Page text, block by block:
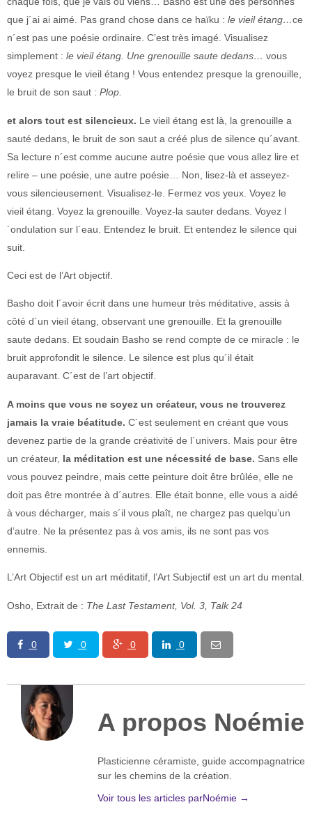
que j´ai ai aimé. Pas grand chose dans ce haïku : le vieil étang…ce
n´est pas une poésie ordinaire. C’est très imagé. Visualisez
simplement : le vieil étang. Une grenouille saute dedans… vous
voyez presque le vieil étang ! Vous entendez presque la grenouille,
le bruit de son saut : Plop.
et alors tout est silencieux. Le vieil étang est là, la grenouille a
sauté dedans, le bruit de son saut a créé plus de silence qu´avant.
Sa lecture n´est comme aucune autre poésie que vous allez lire et
relire – une poésie, une autre poésie… Non, lisez-là et asseyez-
vous silencieusement. Visualisez-le. Fermez vos yeux. Voyez le
vieil étang. Voyez la grenouille. Voyez-la sauter dedans. Voyez l
´ondulation sur l´eau. Entendez le bruit. Et entendez le silence qui
suit.
Ceci est de l’Art objectif.
Basho doit l´avoir écrit dans une humeur très méditative, assis à
côté d´un vieil étang, observant une grenouille. Et la grenouille
saute dedans. Et soudain Basho se rend compte de ce miracle : le
bruit approfondit le silence. Le silence est plus qu´il était
auparavant. C´est de l’art objectif.
A moins que vous ne soyez un créateur, vous ne trouverez
jamais la vraie béatitude. C´est seulement en créant que vous
devenez partie de la grande créativité de l´univers. Mais pour être
un créateur, la méditation est une nécessité de base. Sans elle
vous pouvez peindre, mais cette peinture doit être brûlée, elle ne
doit pas être montrée à d´autres. Elle était bonne, elle vous a aidé
à vous décharger, mais s´il vous plaît, ne chargez pas quelqu’un
d’autre. Ne la présentez pas à vos amis, ils ne sont pas vos
ennemis.
L’Art Objectif est un art méditatif, l’Art Subjectif est un art du mental.
Osho, Extrait de : The Last Testament, Vol. 3, Talk 24
0 0 0 0
A propos Noémie
Plasticienne céramiste, guide accompagnatrice
sur les chemins de la création.
Voir tous les articles parNoémie →